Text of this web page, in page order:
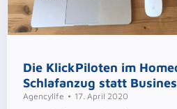
Die KlickPiloten im
Schlafanzug statt
Agencylife 17. April 2020